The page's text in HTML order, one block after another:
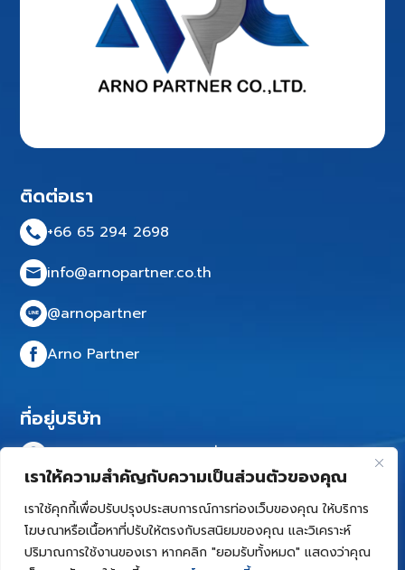
เราให้ความสำคัญกับความเป็นส่วนตัวของคุณ
เราใช้คุกกี้เพื่อปรับปรุงประสบการณ์การท่องเว็บของคุณ ให้บริการ
โฆษณาหรือเนื้อหาที่ปรับให้ตรงกับรสนิยมของคุณ และวิเคราะห์
ปริมาณการใช้งานของเรา หากคลิก "ยอมรับทั้งหมด" แสดงว่าคุณ
ติดต่อเรา
+66 65 294 2698
info@arnopartner.co.th
@arnopartner
Arno Partner
ที่อยู่บริษัท
บริษัท Arno Partner เลขที่ 68
(ซอยแบริ่ง 12) ตำบลสำโรงเหนือ อำเภอเมือง
สมุทรปราการ จังหวัดสมุทรปราการ 10270
เปิดแผนที่